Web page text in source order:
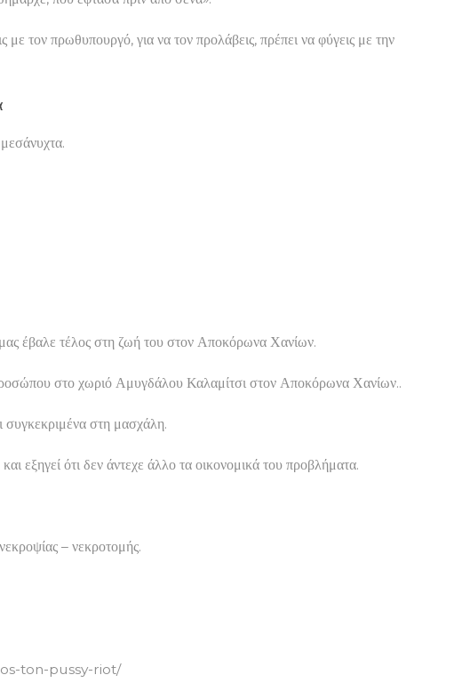
τον πρωθυπουργό, για να τον προλάβεις, πρέπει να φύγεις με την
έβαλε τέλος στη ζωή του στον Αποκόρωνα Χανίων.
προσώπου στο χωριό Αμυγδάλου Καλαμίτσι στον Αποκόρωνα Χανίων..
συγκεκριμένα στη μασχάλη.
ότι δεν άντεχε άλλο τα οικονομικά του προβλήματα.
– νεκροτομής.
ton-pussy-riot/